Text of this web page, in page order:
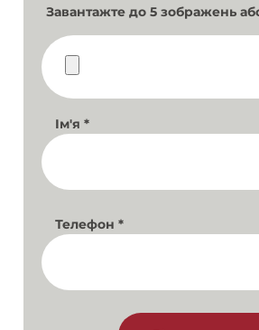
Завантажте до 5 зображень
Ім'я *
Телефон *